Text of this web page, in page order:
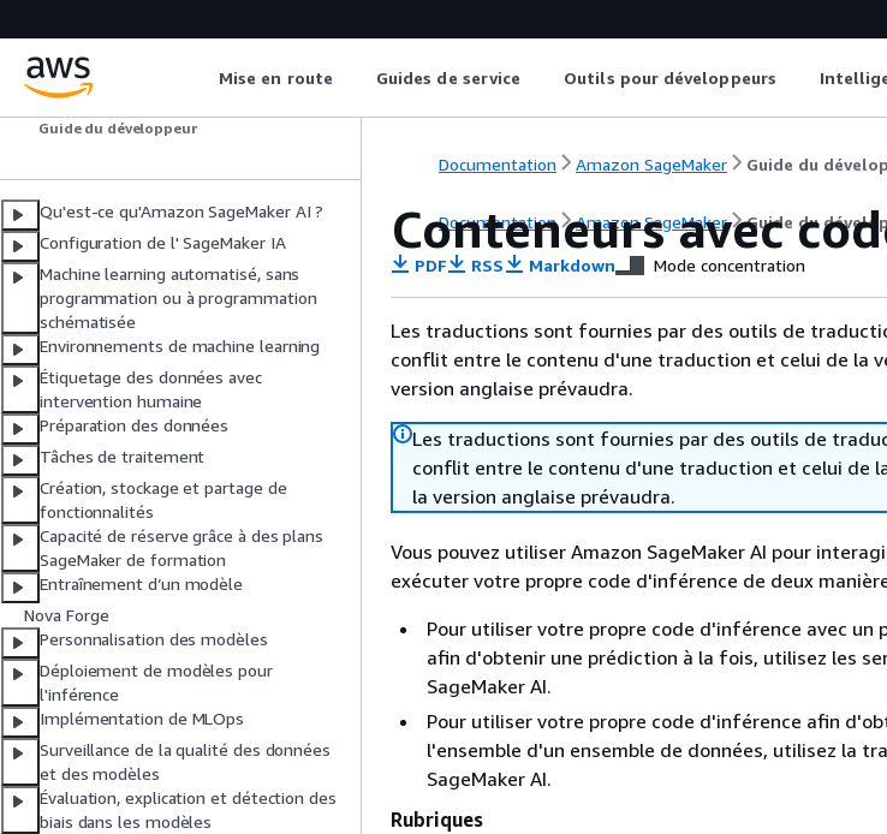
Mise en route Guides de service Outils pour développeurs
Amazon SageMaker AI
Guide du développeur
Qu'est-ce qu'Amazon SageMaker AI ?
Configuration de l' SageMaker IA
Machine learning automatisé, sans
programmation ou à programmation
schématisée
Environnements de machine learning
Étiquetage des données avec
intervention humaine
Préparation des données
Tâches de traitement
Création, stockage et partage de
fonctionnalités
Capacité de réserve grâce à des plans
SageMaker de formation
Entraînement d’un modèle
Nova Forge
Personnalisation des modèles
Déploiement de modèles pour
l'inférence
Implémentation de MLOps
Surveillance de la qualité des données
et des modèles
Évaluation, explication et détection des
biais dans les modèles
Documentation Amazon SageMaker Guide du
Documentation Amazon SageMaker Guide du
Conteneurs avec
PDF RSS Markdown Mode concentration
Les traductions sont fournies par des outils de
conflit entre le contenu d'une traduction et celui de la
version anglaise prévaudra.
Les traductions sont fournies par des outils de
conflit entre le contenu d'une traduction et celui de
la version anglaise prévaudra.
Vous pouvez utiliser Amazon SageMaker AI pour
exécuter votre propre code d'inférence de deux
Pour utiliser votre propre code d'inférence avec
afin d'obtenir une prédiction à la fois, utilisez les
SageMaker AI.
Pour utiliser votre propre code d'inférence afin
l'ensemble d'un ensemble de données, utilisez la
SageMaker AI.
Rubriques